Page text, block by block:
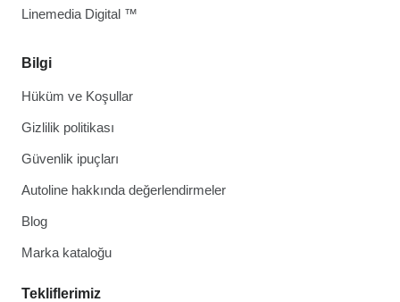
Bilgi
Hüküm ve Koşullar
Gizlilik politikası
Güvenlik ipuçları
Autoline hakkında değerlendirmeler
Blog
Marka kataloğu
Tekliflerimiz
Linemedia Digital ™